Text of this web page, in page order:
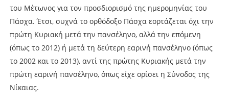
του Μέτωνος για τον προσδιορισμό της ημερομηνίας του
Πάσχα. Έτσι, συχνά το ορθόδοξο Πάσχα εορτάζεται όχι την
πρώτη Κυριακή μετά την πανσέληνο, αλλά την επόμενη
(όπως το 2012) ή μετά τη δεύτερη εαρινή πανσέληνο (όπως
το 2002 και το 2013), αντί της πρώτης Κυριακής μετά την
πρώτη εαρινή πανσέληνο, όπως είχε ορίσει η Σύνοδος της
Νίκαιας.